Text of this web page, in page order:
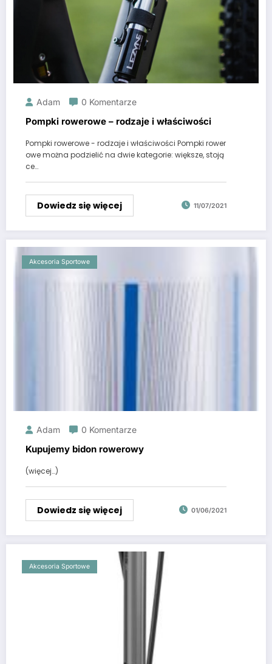
Adam 0 Komentarze
Pompki rowerowe – rodzaje i właściwości
Pompki rowerowe - rodzaje i właściwości Pompki rower
owe można podzielić na dwie kategorie: większe, stoją
ce…
Dowiedz się więcej 11/07/2021
Akcesoria Sportowe
Adam 0 Komentarze
Kupujemy bidon rowerowy
(więcej…)
Dowiedz się więcej 01/06/2021
Akcesoria Sportowe